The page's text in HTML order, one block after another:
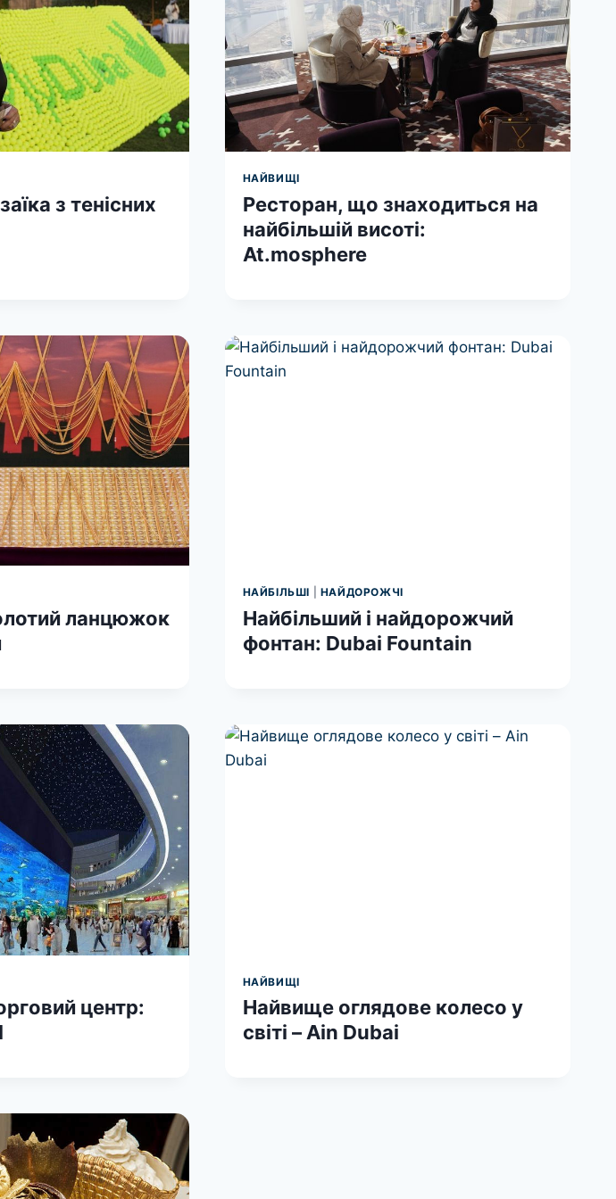
з тенісних
НАЙВИЩІ
Ресторан, що знаходиться на
найбільшій висоті:
At.mosphere
ланцюжок
НАЙБІЛЬШІ НАЙДОРОЖЧІ
Найбільший і найдорожчий
фонтан: Dubai Fountain
центр:
НАЙВИЩІ
Найвище оглядове колесо у
світі – Ain Dubai